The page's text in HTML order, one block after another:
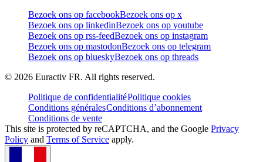
Bezoek ons op facebookBezoek ons op x
Bezoek ons op linkedinBezoek ons op youtube
Bezoek ons op rss-feedBezoek ons op instagram
Bezoek ons op mastodonBezoek ons op telegram
Bezoek ons op blueskyBezoek ons op threads
© 2026 Euractiv FR. All rights reserved.
Politique de confidentialitéPolitique cookies
Conditions généralesConditions d’abonnement
Conditions de vente
This site is protected by reCAPTCHA, and the Google Privacy
Policy and Terms of Service apply.